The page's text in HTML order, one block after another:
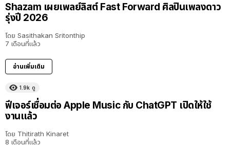
Shazam เผยเพลย์ลิสต์ Fast Forward ศิลปินเพลงดาว
รุ่งปี 2026
โดย Sasithakan Sritonthip
7 เดือนที่แล้ว
อ่านเพิ่มเติม
1.9k ดู
ฟีเจอร์เชื่อมต่อ Apple Music กับ ChatGPT เปิดให้ใช้
งานแล้ว
โดย Thitirath Kinaret
8 เดือนที่แล้ว